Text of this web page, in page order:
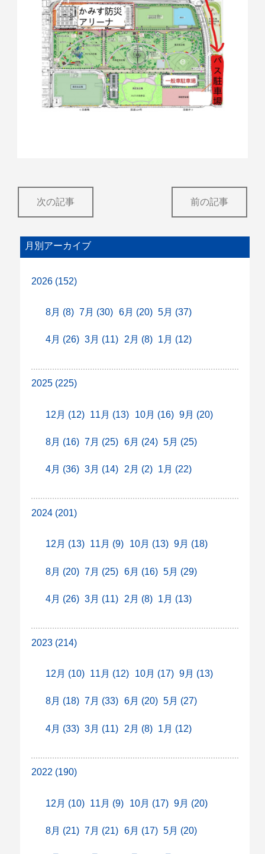
次の記事 前の記事
月別アーカイブ
2026 (152)
8月 (8) 7月 (30) 6月 (20) 5月 (37)
4月 (26) 3月 (11) 2月 (8) 1月 (12)
2025 (225)
12月 (12) 11月 (13) 10月 (16) 9月 (20)
8月 (16) 7月 (25) 6月 (24) 5月 (25)
4月 (36) 3月 (14) 2月 (2) 1月 (22)
2024 (201)
12月 (13) 11月 (9) 10月 (13) 9月 (18)
8月 (20) 7月 (25) 6月 (16) 5月 (29)
4月 (26) 3月 (11) 2月 (8) 1月 (13)
2023 (214)
12月 (10) 11月 (12) 10月 (17) 9月 (13)
8月 (18) 7月 (33) 6月 (20) 5月 (27)
4月 (33) 3月 (11) 2月 (8) 1月 (12)
2022 (190)
12月 (10) 11月 (9) 10月 (17) 9月 (20)
8月 (21) 7月 (21) 6月 (17) 5月 (20)